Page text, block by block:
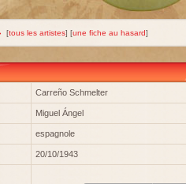
[tous les artistes] [une fiche au hasard]
Carreño Schmelter
Miguel Ángel
espagnole
20/10/1943